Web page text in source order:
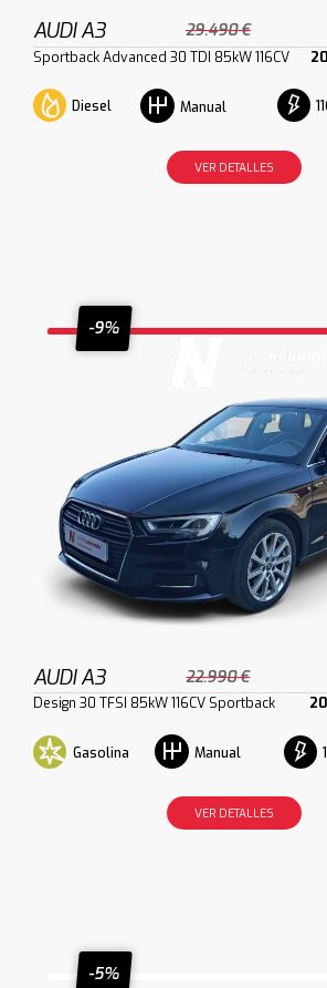
AUDI A3 29.490 €
Sportback Advanced 30 TDI 85kW 116CV
Diesel Manual
VER DETALLES
-9%
AUDI A3 22.990 €
Design 30 TFSI 85kW 116CV Sportback
Gasolina Manual
VER DETALLES
-5%